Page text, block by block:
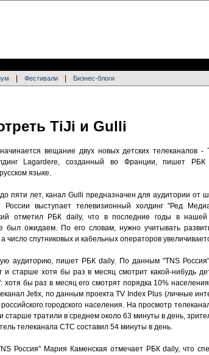
Фестивали Бизнес-блоги
TiJi и Gulli
вещание двух новых детских телеканалов
Lagardеre, созданный во Франции, пишет
языке.
пяти лет, канал Gulli предназначен для аудитории от
выступает телевизионный холдинг "Ред
отметил РБК daily, что в последние годы в
был ожидаем. По его словам, нужно учитывать
спутниковых и кабельных операторов
аудиторию, пишет РБК daily. По данным "TNS
и старше хотя бы раз в месяц смотрит какой-нибудь
хотя бы раз в месяц его смотрят порядка 10%
Jetix, по данным проекта TV Index Plus (личные
городского населения. На просмотр
старше тратили в среднем около 63 минуты в день,
телеканала СТС составил 54 минуты в день.
Россия" Мария Каменская отмечает РБК daily, что